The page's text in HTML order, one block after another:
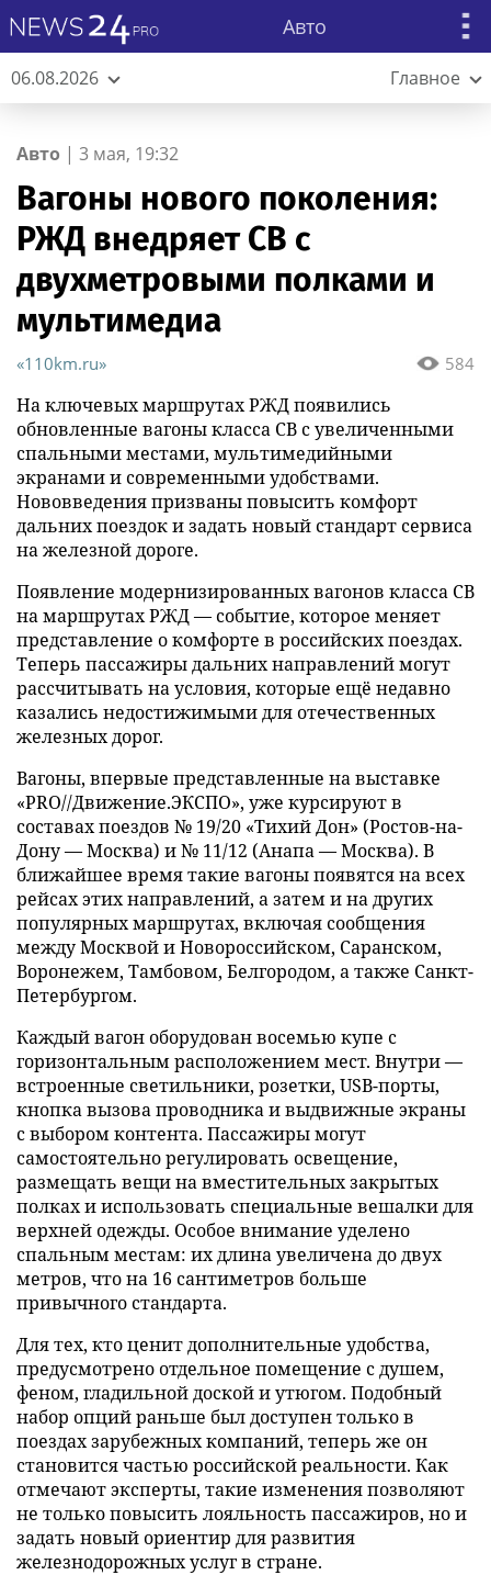
Авто
06.08.2026 Главное
Авто | 3 мая, 19:32
Вагоны нового поколения:
РЖД внедряет СВ с
двухметровыми полками и
мультимедиа
584
«110km.ru»
На ключевых маршрутах РЖД появились
обновленные вагоны класса СВ с увеличенными
спальными местами, мультимедийными
экранами и современными удобствами.
Нововведения призваны повысить комфорт
дальних поездок и задать новый стандарт сервиса
на железной дороге.
Появление модернизированных вагонов класса СВ
на маршрутах РЖД — событие, которое меняет
представление о комфорте в российских поездах.
Теперь пассажиры дальних направлений могут
рассчитывать на условия, которые ещё недавно
казались недостижимыми для отечественных
железных дорог.
Вагоны, впервые представленные на выставке
«PRO//Движение.ЭКСПО», уже курсируют в
составах поездов № 19/20 «Тихий Дон» (Ростов-на-
Дону — Москва) и № 11/12 (Анапа — Москва). В
ближайшее время такие вагоны появятся на всех
рейсах этих направлений, а затем и на других
популярных маршрутах, включая сообщения
между Москвой и Новороссийском, Саранском,
Воронежем, Тамбовом, Белгородом, а также Санкт-
Петербургом.
Каждый вагон оборудован восемью купе с
горизонтальным расположением мест. Внутри —
встроенные светильники, розетки, USB-порты,
кнопка вызова проводника и выдвижные экраны
с выбором контента. Пассажиры могут
самостоятельно регулировать освещение,
размещать вещи на вместительных закрытых
полках и использовать специальные вешалки для
верхней одежды. Особое внимание уделено
спальным местам: их длина увеличена до двух
метров, что на 16 сантиметров больше
привычного стандарта.
Для тех, кто ценит дополнительные удобства,
предусмотрено отдельное помещение с душем,
феном, гладильной доской и утюгом. Подобный
набор опций раньше был доступен только в
поездах зарубежных компаний, теперь же он
становится частью российской реальности. Как
отмечают эксперты, такие изменения позволяют
не только повысить лояльность пассажиров, но и
задать новый ориентир для развития
железнодорожных услуг в стране.